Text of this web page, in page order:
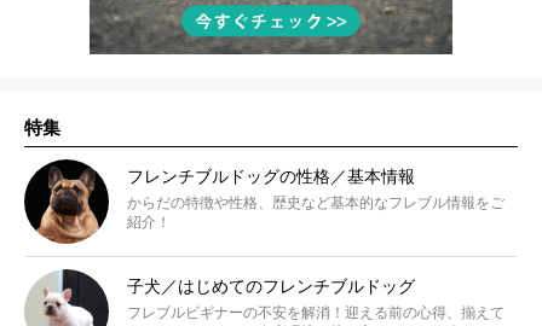
特集
フレンチブルドッグの性格／基本情報
からだの特徴や性格、歴史など基本的なフレブル情報をご
紹介！
子犬／はじめてのフレンチブルドッグ
フレブルビギナーの不安を解消！迎える前の心得、揃えて